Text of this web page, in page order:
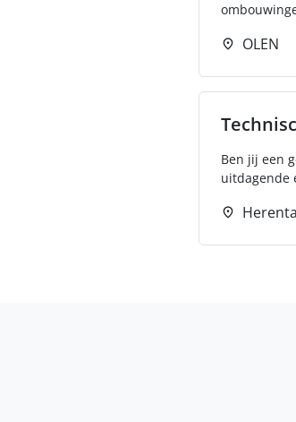
OLEN
Ben jij een
uitdagende